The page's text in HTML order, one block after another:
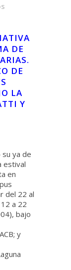
DE
DE
LA
Y
su ya de
estival
en
del 22 al
a 22
bajo
y